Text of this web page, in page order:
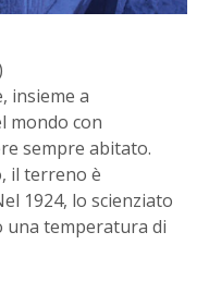
insieme a
mondo con
sempre abitato.
il terreno è
1924, lo scienziato
una temperatura di